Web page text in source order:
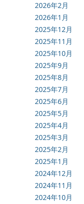
2026年2月
2026年1月
2025年12月
2025年11月
2025年10月
2025年9月
2025年8月
2025年7月
2025年6月
2025年5月
2025年4月
2025年3月
2025年2月
2025年1月
2024年12月
2024年11月
2024年10月